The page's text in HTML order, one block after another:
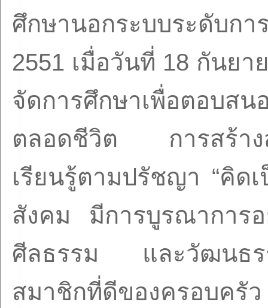
ศึกษานอกระบบระดับก
2551 เมื่อวันที่ 18 กันยา
จัดการศึกษาเพื่อตอบส
ตลอดชีวิต การสร้างสั
เรียนรู้ตามปรัชญา “คิด
สังคม มีการบูรณาการ
ศีลธรรม และวัฒนธร
สมาชิกที่ดีของครอบครั